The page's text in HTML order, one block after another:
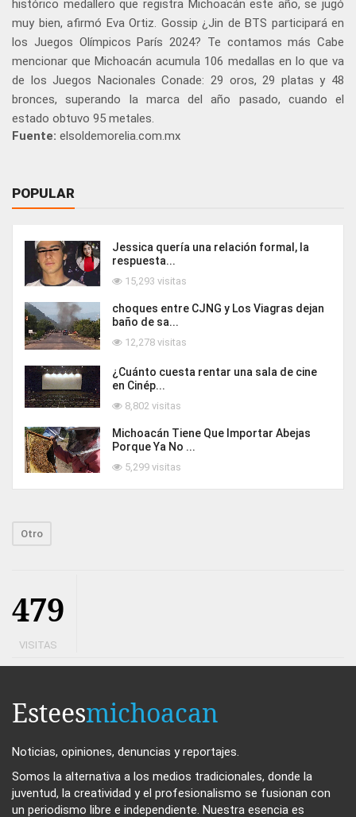
histórico medallero que registra Michoacán este año, se jugó
muy bien, afirmó Eva Ortiz. Gossip ¿Jin de BTS participará en
los Juegos Olímpicos París 2024? Te contamos más Cabe
mencionar que Michoacán acumula 106 medallas en lo que va
de los Juegos Nacionales Conade: 29 oros, 29 platas y 48
bronces, superando la marca del año pasado, cuando el
estado obtuvo 95 metales.
Fuente: elsoldemorelia.com.mx
POPULAR
Jessica quería una relación formal, la
respuesta...
15,293 visitas
choques entre CJNG y Los Viagras dejan
baño de sa...
12,278 visitas
¿Cuánto cuesta rentar una sala de cine
en Cinép...
8,802 visitas
Michoacán Tiene Que Importar Abejas
Porque Ya No ...
5,299 visitas
Otro
479
VISITAS
Esteesmichoacan
Noticias, opiniones, denuncias y reportajes.
Somos la alternativa a los medios tradicionales, donde la
juventud, la creatividad y el profesionalismo se fusionan con
un periodismo libre e independiente. Nuestra esencia es